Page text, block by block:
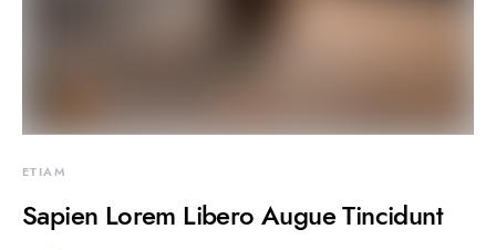
ETIAM
Sapien Lorem Libero Augue Tincidunt